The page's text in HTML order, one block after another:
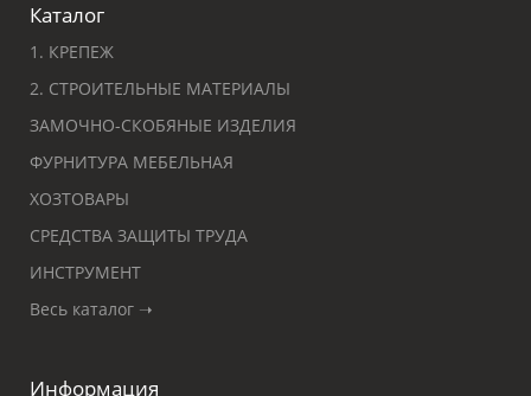
Каталог
1. КРЕПЕЖ
2. СТРОИТЕЛЬНЫЕ МАТЕРИАЛЫ
ЗАМОЧНО-СКОБЯНЫЕ ИЗДЕЛИЯ
ФУРНИТУРА МЕБЕЛЬНАЯ
ХОЗТОВАРЫ
СРЕДСТВА ЗАЩИТЫ ТРУДА
ИНСТРУМЕНТ
Весь каталог ➝
Информация